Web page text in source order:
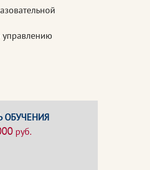
ОБУЧЕНИЯ
руб.